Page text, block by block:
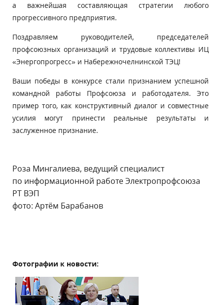
а важнейшая составляющая стратегии любого
прогрессивного предприятия.
Поздравляем руководителей, председателей
профсоюзных организаций и трудовые коллективы ИЦ
«Энергопрогресс» и Набережночелнинской ТЭЦ!
Ваши победы в конкурсе стали признанием успешной
командной работы Профсоюза и работодателя. Это
пример того, как конструктивный диалог и совместные
усилия могут принести реальные результаты и
заслуженное признание.
Роза Мингалиева, ведущий специалист
по информационной работе Электропрофсоюза
РТ ВЭП
фото: Артём Барабанов
Фотографии к новости: